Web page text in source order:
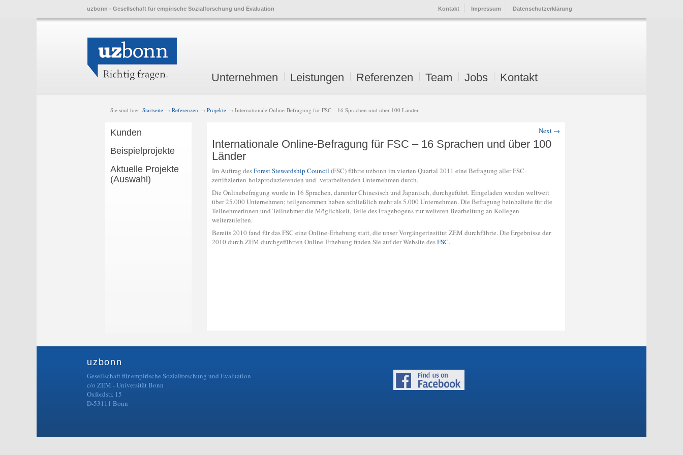
uzbonn - Gesellschaft für empirische Sozialforschung und Evaluation Kontakt Impressum Datenschutzerklärung
Skip
content
Skip
content
Unternehmen Leistungen Referenzen Team Jobs Kontakt
Sie sind hier: Startseite → Referenzen → Projekte → Internationale Online-Befragung für FSC – 16 Sprachen und über 100 Länder
Kunden
Beispielprojekte
Aktuelle Projekte
(Auswahl)
Post
navigation
Next →
Internationale Online-Befragung für FSC – 16 Sprachen und über 100
Länder
Im Auftrag desForest Stewardship Council (FSC) führte uzbonn im vierten Quartal 2011 eine Befragung aller FSC-
zertifizierten holzproduzierenden und -verarbeitenden Unternehmen durch.
Die Onlinebefragung wurde in 16 Sprachen, darunter Chinesisch und Japanisch, durchgeführt. Eingeladen wurden weltweit
über 25.000 Unternehmen; teilgenommen haben schließlich mehr als 5.000 Unternehmen. Die Befragung beinhaltete für die
Teilnehmerinnen und Teilnehmer die Möglichkeit, Teile des Fragebogens zur weiteren Bearbeitung an Kollegen
weiterzuleiten.
Bereits 2010 fand für das FSC eine Online-Erhebung statt, die unser Vorgängerinstitut ZEM durchführte. Die Ergebnisse der
2010 durch ZEM durchgeführten Online-Erhebung finden Sie auf der Website desFSC.
uzbonn
Gesellschaft für empirische Sozialforschung und Evaluation
c/o ZEM - Universität Bonn
Oxfordstr. 15
D-53111 Bonn